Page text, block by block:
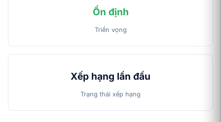
Ổn định
Triển vọng
Xếp hạng lần đầu
Trạng thái xếp hạng